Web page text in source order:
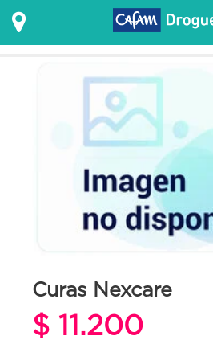
Curas Nexcare
$ 11.200